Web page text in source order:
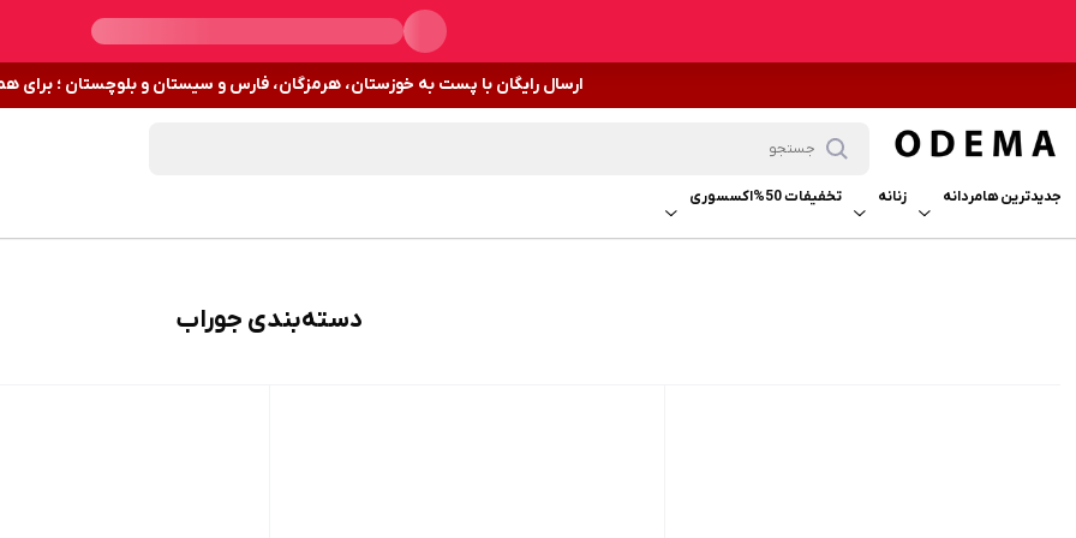
ارسال رایگان با پست به خوزستان، هرمزگان، فارس و سیستان و بلوچستان ؛ برای
جدیدترین هامردانه زنانه تخفیفات 50% اکسسوری
دسته‌بندی جوراب